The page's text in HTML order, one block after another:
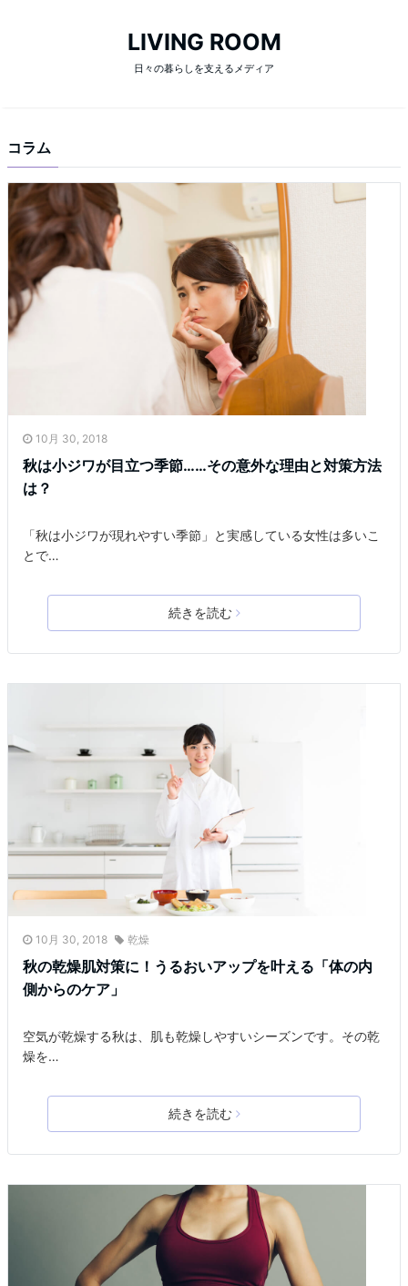
LIVING ROOM
日々の暮らしを支えるメディア
コラム
10月 30, 2018
秋は小ジワが目立つ季節……その意外な理由と対策方法
は？
「秋は小ジワが現れやすい季節」と実感している女性は多いこ
とで…
続きを読む
10月 30, 2018 乾燥
秋の乾燥肌対策に！うるおいアップを叶える「体の内
側からのケア」
空気が乾燥する秋は、肌も乾燥しやすいシーズンです。その乾
燥を…
続きを読む